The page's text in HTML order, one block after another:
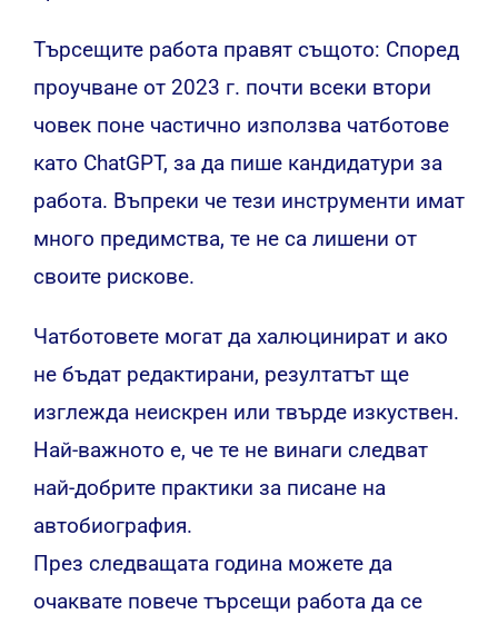
Търсещите работа правят същото: Според
проучване от 2023 г. почти всеки втори
човек поне частично използва чатботове
като ChatGPT, за да пише кандидатури за
работа. Въпреки че тези инструменти имат
много предимства, те не са лишени от
своите рискове.
Чатботовете могат да халюцинират и ако
не бъдат редактирани, резултатът ще
изглежда неискрен или твърде изкуствен.
Най-важното е, че те не винаги следват
най-добрите практики за писане на
автобиография.
През следващата година можете да
очаквате повече търсещи работа да се